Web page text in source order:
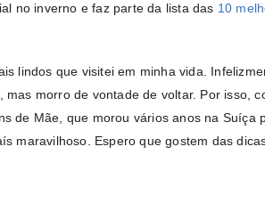
no inverno e faz parte da lista das 10
lindos que visitei em minha vida.
morro de vontade de voltar. Por isso,
de Mãe, que morou vários anos na Suíça
maravilhoso. Espero que gostem das